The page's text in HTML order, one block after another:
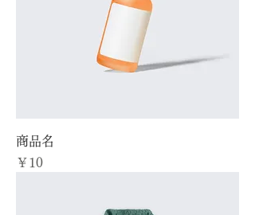
商品名
価格
￥10